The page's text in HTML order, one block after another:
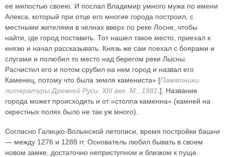
ее милостью своею. И послал Владимир умного мужа по имени
Алекса, который при отце его многие города построил, с
местными жителями в челнах вверх по реке Лосне, чтобы
найти, где город поставить. Тот нашел такое место, приехал к
князю и начал рассказывать. Князь же сам поехал с боярами и
слугами и полюбил то место над берегом реки Лысны.
Расчистил его и потом срубил на нем город и назвал его
Каменец, потому что была земля камениста» [Памятники
литературы Древней Руси. XIII век. М., 1981 .]. Название
города может происходить и от «столпа каменна» (камней на
окрестных полях было не так уж много).
Согласно Галицко-Волынской летописи, время постройки башни
— между 1276 и 1288 гг. Основатель любил бывать в своем
новом замке, достаточно неприступном и близком к пуще.